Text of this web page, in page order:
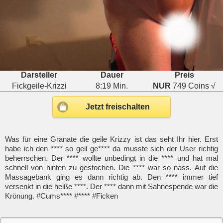
Darsteller Dauer
Preis
Fickgeile-Krizzi
8:19 Min. NUR 749 Coins √
Jetzt freischalten
Was für eine Granate die geile Krizzy ist das seht Ihr hier. Erst
habe ich den **** so geil ge**** da musste sich der User richtig
beherrschen. Der **** wollte unbedingt in die **** und hat mal
schnell von hinten zu gestochen. Die **** war so nass. Auf die
Massagebank ging es dann richtig ab. Den **** immer tief
versenkt in die heiße ****. Der **** dann mit Sahnespende war die
Krönung. #Cums**** #**** #Ficken